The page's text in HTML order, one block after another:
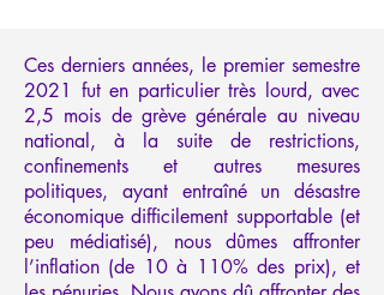
Ces derniers années, le premier semestre
2021 fut en particulier très lourd, avec
2,5 mois de grève générale au niveau
national, à la suite de restrictions,
confinements et autres mesures
politiques, ayant entraîné un désastre
économique difficilement supportable (et
peu médiatisé), nous dûmes affronter
l’inflation (de 10 à 110% des prix), et